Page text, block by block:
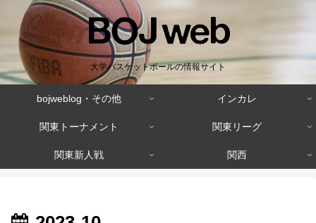
大学バスケットボールの情報サイト
bojweblog・その他 インカレ
関東トーナメント 関東リーグ
関東新人戦 関西